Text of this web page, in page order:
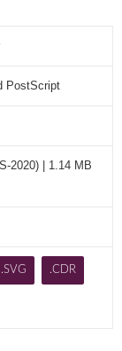
PostScript
2020) | 1.14 MB
.SVG .CDR